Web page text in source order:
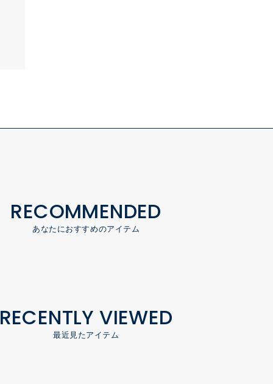
RECOMMENDED
あなたにおすすめのアイテム
RECENTLY VIEWED
最近見たアイテム